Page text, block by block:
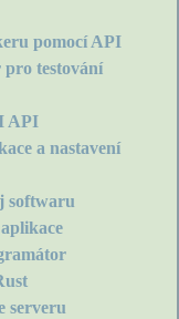
pomocí API
testování
API
a nastavení
softwaru
serveru